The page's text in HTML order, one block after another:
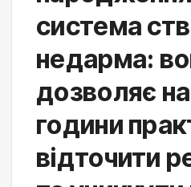
система
недарма:
дозволяє
години
відточити